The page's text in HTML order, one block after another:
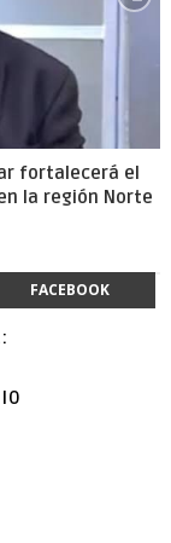
fortalecerá el
la región Norte
FACEBOOK